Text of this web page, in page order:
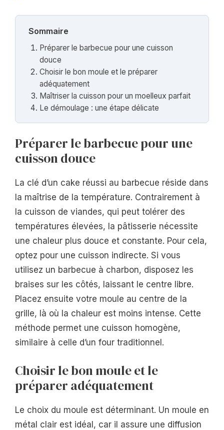
Sommaire
Préparer le barbecue pour une cuisson
douce
Choisir le bon moule et le préparer
adéquatement
Maîtriser la cuisson pour un moelleux parfait
Le démoulage : une étape délicate
Préparer le barbecue pour une
cuisson douce
La clé d’un cake réussi au barbecue réside dans
la maîtrise de la température. Contrairement à
la cuisson de viandes, qui peut tolérer des
températures élevées, la pâtisserie nécessite
une chaleur plus douce et constante. Pour cela,
optez pour une cuisson indirecte. Si vous
utilisez un barbecue à charbon, disposez les
braises sur les côtés, laissant le centre libre.
Placez ensuite votre moule au centre de la
grille, là où la chaleur est moins intense. Cette
méthode permet une cuisson homogène,
similaire à celle d’un four traditionnel.
Choisir le bon moule et le
préparer adéquatement
Le choix du moule est déterminant. Un moule en
métal clair est idéal, car il assure une diffusion